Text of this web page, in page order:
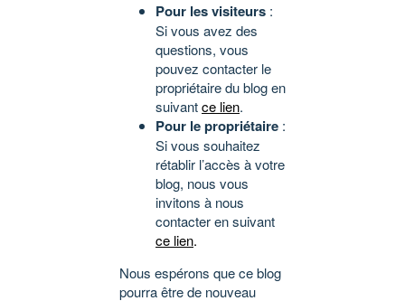
Pour les visiteurs :
Si vous avez des
questions, vous
pouvez contacter le
propriétaire du blog en
suivantce lien.
Pour le propriétaire :
Si vous souhaitez
rétablir l’accès à votre
blog, nous vous
invitons à nous
contacter en suivant
ce lien.
Nous espérons que ce blog
pourra être de nouveau